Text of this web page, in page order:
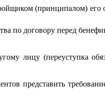
(принципалом) его
по договору перед
лицу (переуступка
представить